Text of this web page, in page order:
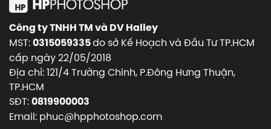
Công ty TNHH TM và DV Halley
MST:0315059335do sở Kế Hoạch và Đầu Tư TP.HCM
cấp ngày 22/05/2018
Địa chỉ: 121/4 Trường Chinh, P.Đông Hưng Thuận,
TP.HCM
SĐT:0819900003
Email: phuc@hpphotoshop.com